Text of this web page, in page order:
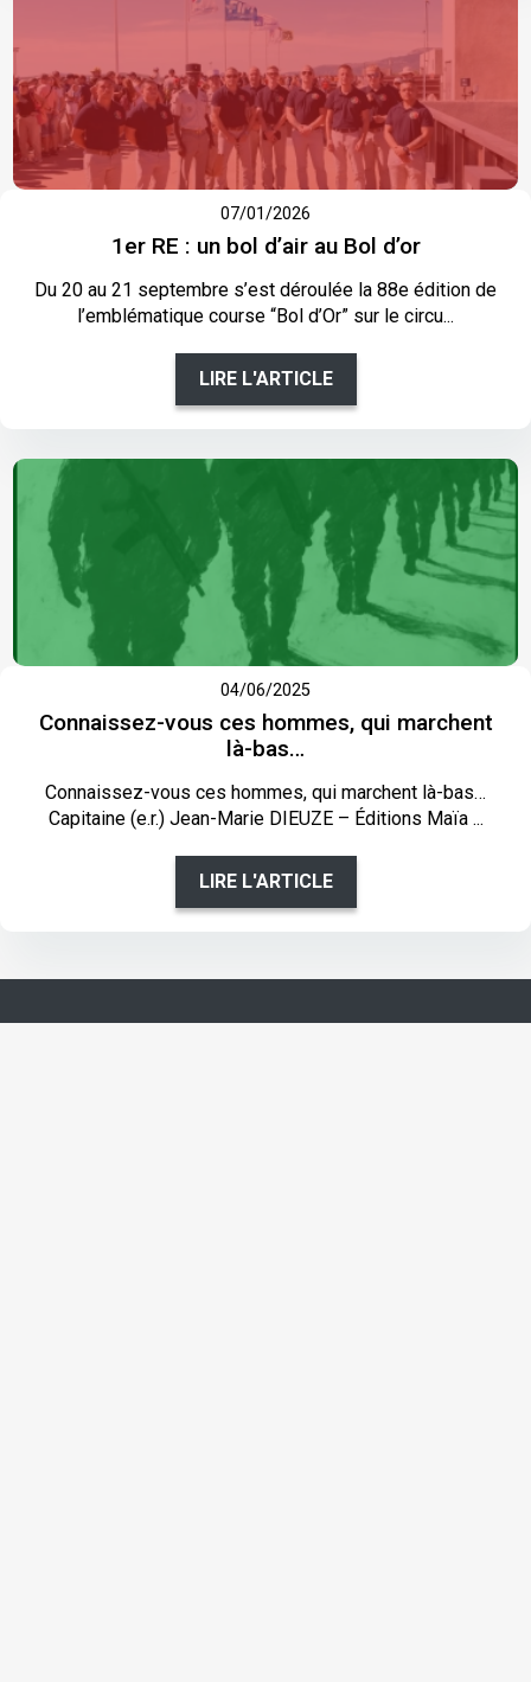
07/01/2026
1er RE : un bol d’air au Bol d’or
Du 20 au 21 septembre s’est déroulée la 88e édition de
l’emblématique course “Bol d’Or” sur le circu...
LIRE L'ARTICLE
04/06/2025
Connaissez-vous ces hommes, qui marchent
là-bas…
Connaissez-vous ces hommes, qui marchent là-bas…
Capitaine (e.r.) Jean-Marie DIEUZE – Éditions Maïa ...
LIRE L'ARTICLE